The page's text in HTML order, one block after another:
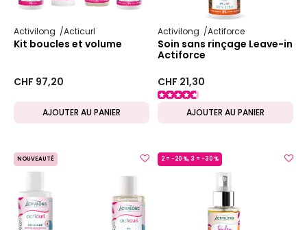
Activilong Acticurl
Kit boucles et volume
CHF 97,20
AJOUTER AU PANIER
Activilong Actiforce
Soin sans rinçage Leave-in
Actiforce
CHF 21,30
AJOUTER AU PANIER
NOUVEAUTÉ 2 = -20 %, 3 = -30 %